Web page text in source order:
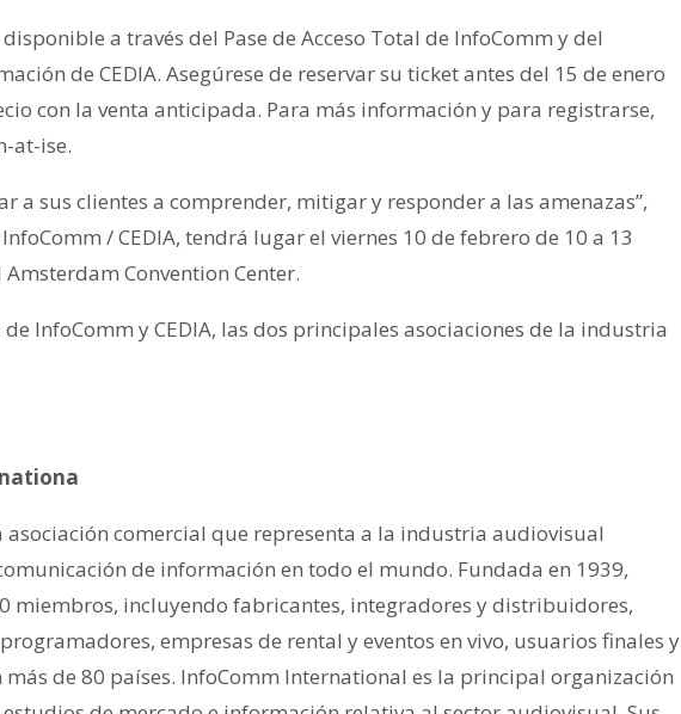
a través del Pase de Acceso Total de InfoComm y del
de CEDIA. Asegúrese de reservar su ticket antes del 15 de enero
con la venta anticipada. Para más información y para registrarse,
at-ise.
a sus clientes a comprender, mitigar y responder a las amenazas”,
/ CEDIA, tendrá lugar el viernes 10 de febrero de 10 a 13
Convention Center.
InfoComm y CEDIA, las dos principales asociaciones de la industria
comercial que representa a la industria audiovisual
de información en todo el mundo. Fundada en 1939,
miembros, incluyendo fabricantes, integradores y distribuidores,
empresas de rental y eventos en vivo, usuarios finales y
de 80 países. InfoComm International es la principal organización